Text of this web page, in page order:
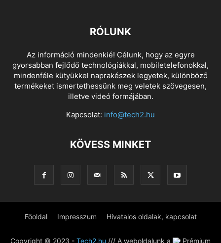
RÓLUNK
Az információ mindenkié! Célunk, hogy az egyre
gyorsabban fejlődő technológiákkal, mobiletelefonokkal,
mindenféle kütyükkel naprakészek legyetek, különböző
termékeket ismertethessünk meg veletek szövegesen,
illetve videó formájában.
Kapcsolat: info@tech2.hu
KÖVESS MINKET
Főoldal Impresszum Hivatalos oldalak, kapcsolat
Copyright © 2023 - Tech2.hu /// A weboldalunk a Prémium